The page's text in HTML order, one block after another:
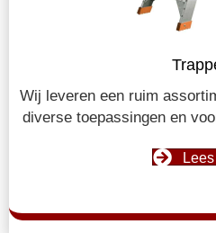
Wij leveren een ruim
diverse toepassingen en